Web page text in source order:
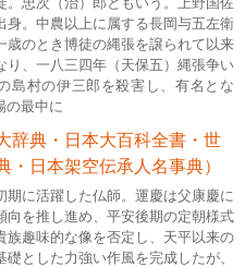
身。中農以上に属する長岡与五左衛
歳のとき博徒の縄張を譲られて以来
り、一八三四年（天保五）縄張争い
島村の伊三郎を殺害し、有名とな
の最中に
辞典・日本大百科全書・世
・日本架空伝承人名事典）
期に活躍した仏師。運慶は父康慶に
向を推し進め、平安後期の定朝様式
族趣味的な像を否定し、天平以来の
礎とした力強い作風を完成したが、